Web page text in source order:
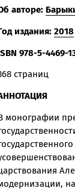
авторе:
издания: 2018
978-5-4469-
страниц
монографии